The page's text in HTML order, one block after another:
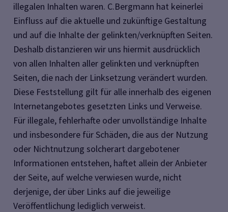
illegalen Inhalten waren. C.Bergmann hat keinerlei
Einfluss auf die aktuelle und zukünftige Gestaltung
und auf die Inhalte der gelinkten/verknüpften Seiten.
Deshalb distanzieren wir uns hiermit ausdrücklich
von allen Inhalten aller gelinkten und verknüpften
Seiten, die nach der Linksetzung verändert wurden.
Diese Feststellung gilt für alle innerhalb des eigenen
Internetangebotes gesetzten Links und Verweise.
Für illegale, fehlerhafte oder unvollständige Inhalte
und insbesondere für Schäden, die aus der Nutzung
oder Nichtnutzung solcherart dargebotener
Informationen entstehen, haftet allein der Anbieter
der Seite, auf welche verwiesen wurde, nicht
derjenige, der über Links auf die jeweilige
Veröffentlichung lediglich verweist.